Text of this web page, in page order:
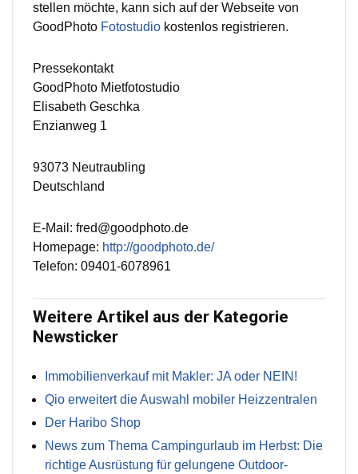
stellen möchte, kann sich auf der Webseite von
GoodPhoto Fotostudio kostenlos registrieren.
Pressekontakt
GoodPhoto Mietfotostudio
Elisabeth Geschka
Enzianweg 1
93073 Neutraubling
Deutschland
E-Mail: fred@goodphoto.de
Homepage: http://goodphoto.de/
Telefon: 09401-6078961
Weitere Artikel aus der Kategorie
Newsticker
Immobilienverkauf mit Makler: JA oder NEIN!
Qio erweitert die Auswahl mobiler Heizzentralen
Der Haribo Shop
News zum Thema Campingurlaub im Herbst: Die
richtige Ausrüstung für gelungene Outdoor-